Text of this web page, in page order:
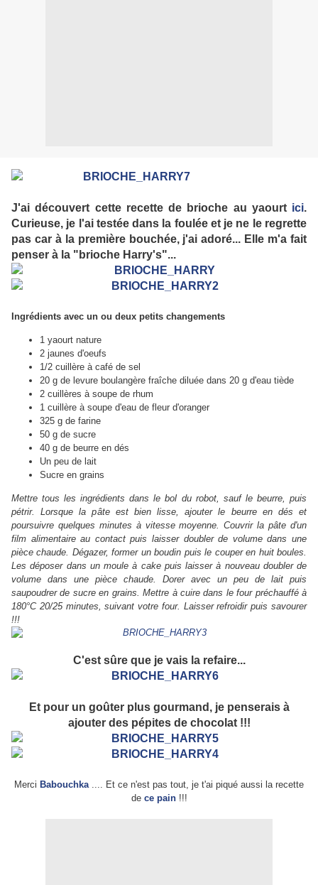
J'ai découvert cette recette de brioche au yaourt ici.
Curieuse, je l'ai testée dans la foulée et je ne le regrette
pas car à la première bouchée, j'ai adoré... Elle m'a fait
penser à la "brioche Harry's"...
Ingrédients avec un ou deux petits changements
1 yaourt nature
2 jaunes d'oeufs
1/2 cuillère à café de sel
20 g de levure boulangère fraîche diluée dans 20 g d'eau tiède
2 cuillères à soupe de rhum
1 cuillère à soupe d'eau de fleur d'oranger
325 g de farine
50 g de sucre
40 g de beurre en dés
Un peu de lait
Sucre en grains
Mettre tous les ingrédients dans le bol du robot, sauf le beurre, puis
pétrir. Lorsque la pâte est bien lisse, ajouter le beurre en dés et
poursuivre quelques minutes à vitesse moyenne. Couvrir la pâte d'un
film alimentaire au contact puis laisser doubler de volume dans une
pièce chaude. Dégazer, former un boudin puis le couper en huit boules.
Les déposer dans un moule à cake puis laisser à nouveau doubler de
volume dans une pièce chaude. Dorer avec un peu de lait puis
saupoudrer de sucre en grains. Mettre à cuire dans le four préchauffé à
180°C 20/25 minutes, suivant votre four. Laisser refroidir puis savourer
!!!
C'est sûre que je vais la refaire...
Et pour un goûter plus gourmand, je penserais à
ajouter des pépites de chocolat !!!
Merci Babouchka.... Et ce n'est pas tout, je t'ai piqué aussi la recette
de ce pain !!!